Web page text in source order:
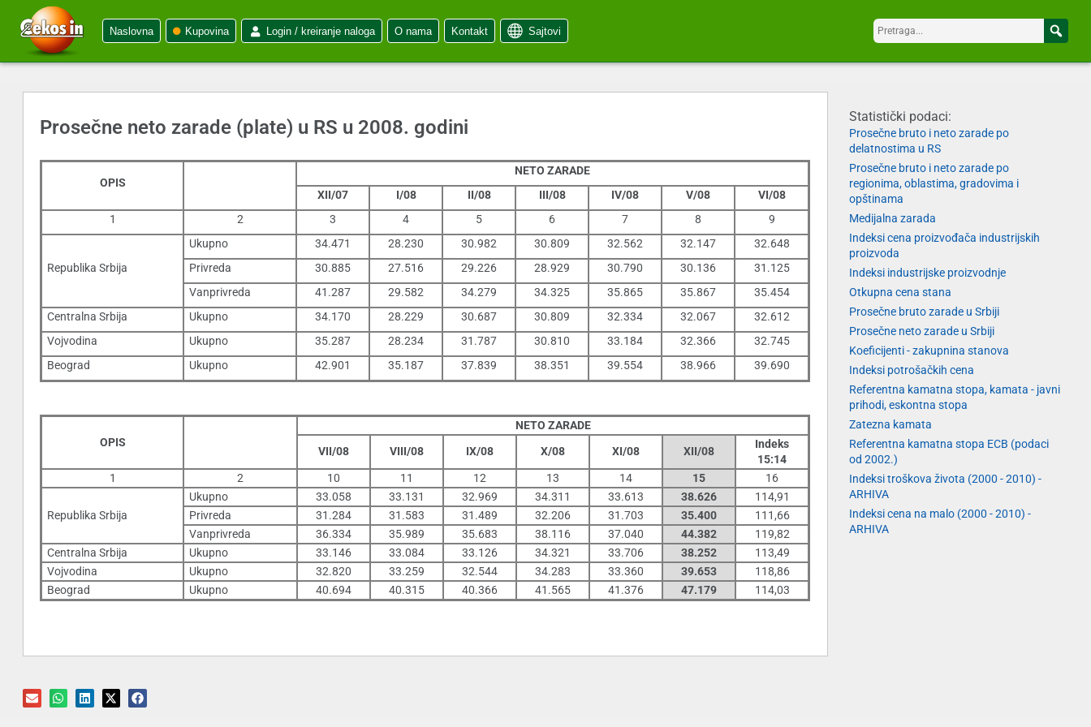
Naslovna Kupovina Login / kreiranje naloga O nama Kontakt Sajtovi
Prosečne neto zarade (plate) u RS u 2008. godini
OPIS
NETO ZARADE
XII/07
I/08 II/08 III/08 IV/08 V/08
VI/08
1
2 3 4 5 6 7 8 9
Republika Srbija
Ukupno 34.471 28.230 30.982 30.809 32.562 32.147
32.648
Privreda
30.885 27.516 29.226 28.929 30.790 30.136
31.125
Vanprivreda
41.287 29.582 34.279 34.325 35.865 35.867
35.454
Centralna Srbija
Ukupno 34.170 28.229 30.687 30.809 32.334 32.067
32.612
Vojvodina
Ukupno 35.287 28.234 31.787 30.810 33.184 32.366
32.745
Beograd
Ukupno 42.901 35.187 37.839 38.351 39.554 38.966 39.690
OPIS
NETO ZARADE
VII/08
VIII/08 IX/08 X/08 XI/08 XII/08
Indeks
15:14
1
2 10 11 12 13 14 15 16
Republika Srbija
Ukupno 33.058 33.131 32.969 34.311 33.613 38.626
114,91
Privreda
31.284 31.583 31.489 32.206 31.703 35.400
111,66
Vanprivreda
36.334 35.989 35.683 38.116 37.040 44.382
119,82
Centralna Srbija
Ukupno 33.146 33.084 33.126 34.321 33.706 38.252
113,49
Vojvodina
Ukupno 32.820 33.259 32.544 34.283 33.360 39.653
118,86
Beograd
Ukupno 40.694 40.315 40.366 41.565 41.376 47.179 114,03
Statistički podaci:
Prosečne bruto i neto zarade po
delatnostima u RS
Prosečne bruto i neto zarade po
regionima, oblastima, gradovima i
opštinama
Medijalna zarada
Indeksi cena proizvođača industrijskih
proizvoda
Indeksi industrijske proizvodnje
Otkupna cena stana
Prosečne bruto zarade u Srbiji
Prosečne neto zarade u Srbiji
Koeficijenti - zakupnina stanova
Indeksi potrošačkih cena
Referentna kamatna stopa, kamata - javni
prihodi, eskontna stopa
Zatezna kamata
Referentna kamatna stopa ECB (podaci
od 2002.)
Indeksi troškova života (2000 - 2010) -
ARHIVA
Indeksi cena na malo (2000 - 2010) -
ARHIVA